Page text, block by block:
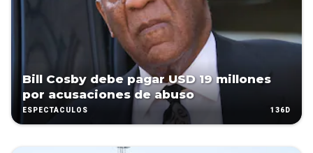
Bill Cosby debe pagar USD 19 millones
por acusaciones de abuso
ESPECTÁCULOS 136D